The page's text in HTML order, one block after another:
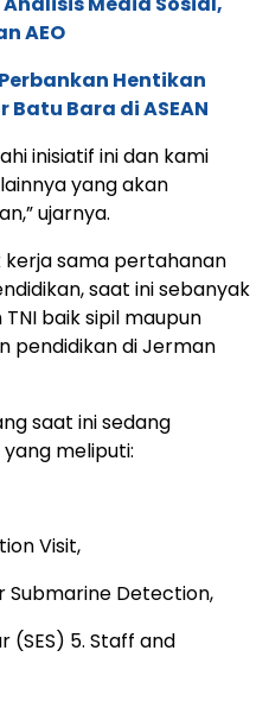
AEO
Hentikan
Bara di ASEAN
inisiatif ini dan kami
yang akan
ujarnya.
kerja sama pertahanan
saat ini sebanyak
baik sipil maupun
pendidikan di Jerman
saat ini sedang
meliputi:
Visit,
Submarine Detection,
(SES) 5. Staff and